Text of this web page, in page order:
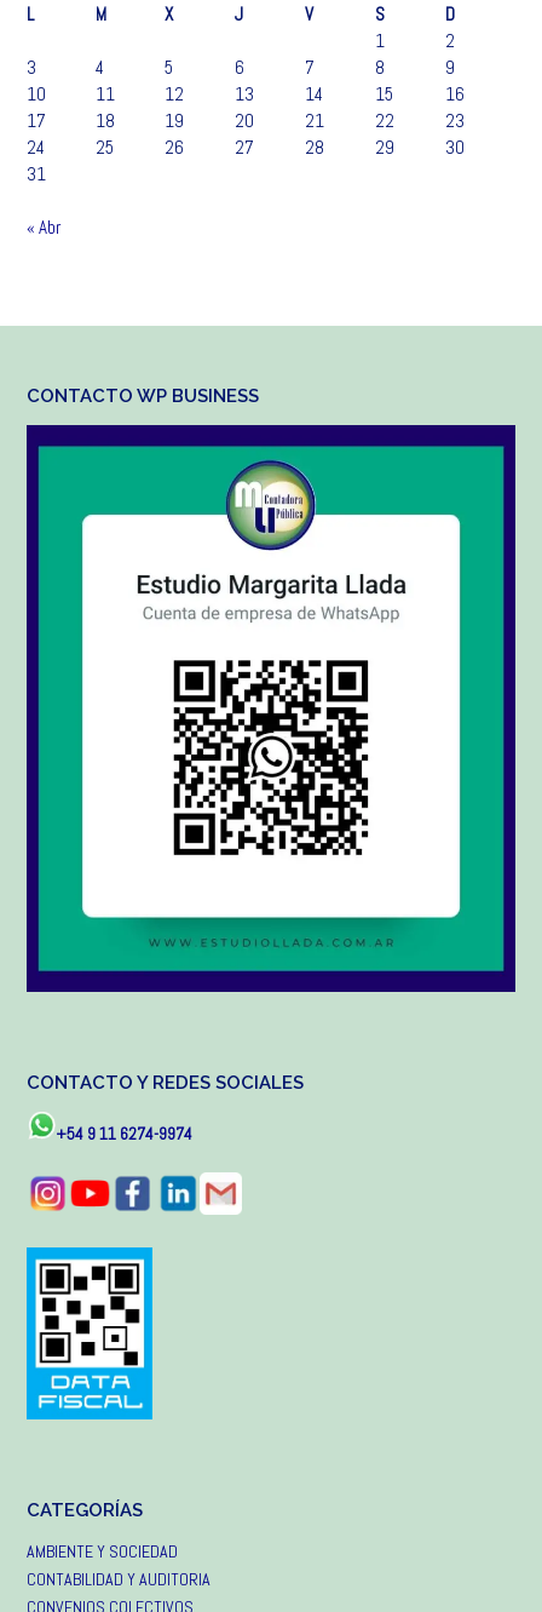
L
M X J V S
D
1
2
3
4 5 6 7 8
9
10
11 12 13 14 15
16
17
18 19 20 21 22
23
24
25 26 27 28 29
30
31
« Abr
CONTACTO WP BUSINESS
CONTACTO Y REDES SOCIALES
+54 9 11 6274-9974
CATEGORÍAS
AMBIENTE Y SOCIEDAD
CONTABILIDAD Y AUDITORIA
CONVENIOS COLECTIVOS